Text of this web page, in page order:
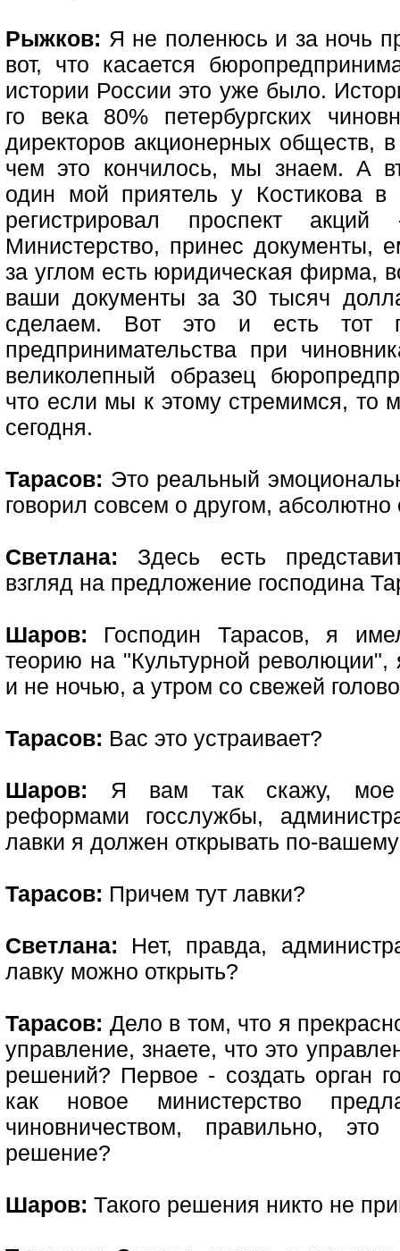
Рыжков: Я не поленюсь и за ночь
вот, что касается
истории России это уже было.
го века 80% петербургских
директоров акционерных обществ,
чем это кончилось, мы знаем. А
один мой приятель у Костикова
регистрировал проспект
Министерство, принес документы,
за углом есть юридическая фирма,
ваши документы за 30 тысяч
сделаем. Вот это и есть тот
предпринимательства при
великолепный образец
что если мы к этому стремимся,
сегодня.
Тарасов: Это реальный
говорил совсем о другом, абсолютно
Светлана: Здесь есть
взгляд на предложение господина
Шаров: Господин Тарасов, я
теорию на "Культурной
и не ночью, а утром со свежей
Тарасов: Вас это устраивает?
Шаров: Я вам так скажу, мое
реформами госслужбы,
лавки я должен открывать по-
Тарасов: Причем тут лавки?
Светлана: Нет, правда,
лавку можно открыть?
Тарасов: Дело в том, что я
управление, знаете, что это
решений? Первое - создать орган
как новое министерство
чиновничеством, правильно,
решение?
Шаров: Такого решения никто не